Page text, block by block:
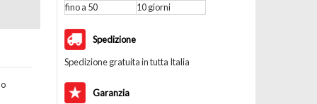
fino a 50
10 giorni
Spedizione
Spedizione gratuita in tutta Italia
Garanzia